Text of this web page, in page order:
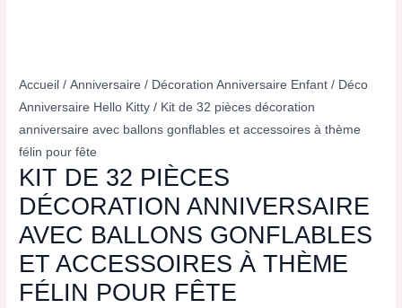
Accueil /Anniversaire / Décoration Anniversaire Enfant / Déco
Anniversaire Hello Kitty / Kit de 32 pièces décoration
anniversaire avec ballons gonflables et accessoires à thème
félin pour fête
KIT DE 32 PIÈCES
DÉCORATION ANNIVERSAIRE
AVEC BALLONS GONFLABLES
ET ACCESSOIRES À THÈME
FÉLIN POUR FÊTE